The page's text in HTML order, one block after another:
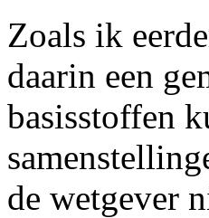
Zoals ik
daarin een
basisstoffen
de wetgever